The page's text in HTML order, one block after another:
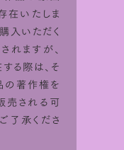
在いたしま
入いただく
れますが、
る際は、そ
の著作権を
売される可
了承くださ